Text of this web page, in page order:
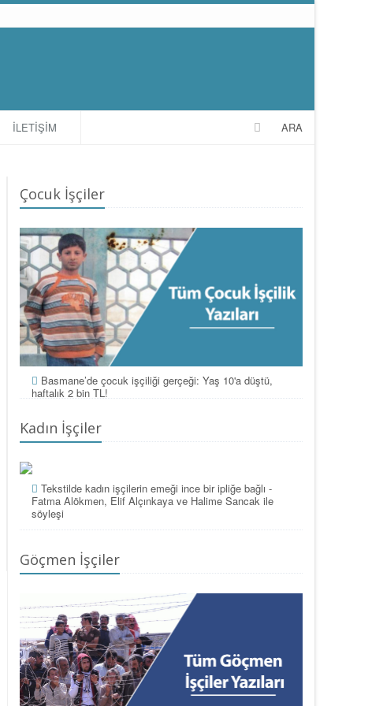
İLETİŞİM ARA
Çocuk İşçiler
Basmane’de çocuk işçiliği gerçeği: Yaş 10'a düştü,
haftalık 2 bin TL!
Kadın İşçiler
Tekstilde kadın işçilerin emeği ince bir ipliğe bağlı -
Fatma Alökmen, Elif Alçınkaya ve Halime Sancak ile
söyleşi
Göçmen İşçiler